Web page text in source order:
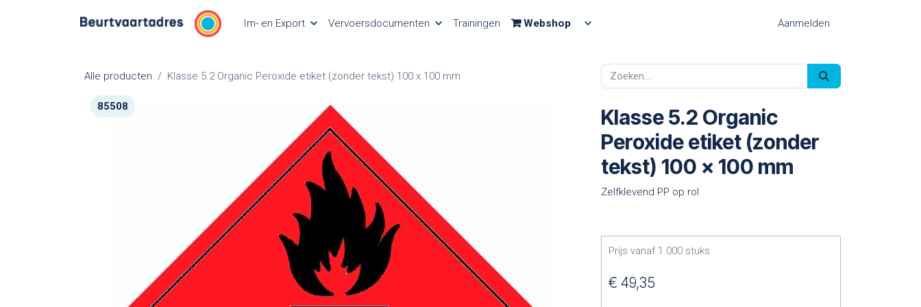
Im- en Export
Vervoersdocumenten Trainingen Webshop Aanmelden
Alle producten Klasse 5.2 Organic Peroxide etiket (zonder tekst) 100 x 100 mm
85508
Klasse 5.2 Organic
Peroxide etiket (zonder
tekst) 100 x 100 mm
Zelfklevend PP op rol
Prijs vanaf 1.000 stuks
€ 49,35